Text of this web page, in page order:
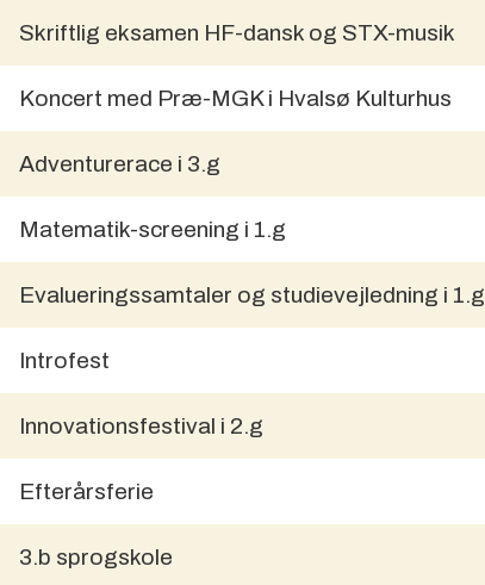
Skriftlig eksamen HF-dansk og STX-musik
Koncert med Præ-MGK i Hvalsø Kulturhus
Adventurerace i 3.g
Matematik-screening i 1.g
Evalueringssamtaler og studievejledning i 1.g
Introfest
Innovationsfestival i 2.g
Efterårsferie
3.b sprogskole